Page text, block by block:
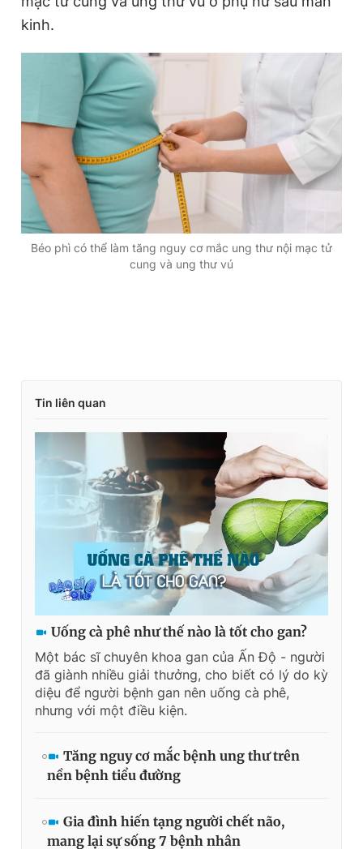
Đặt báo
Tổng biên tập: Nguyễn Ngọc Toàn
Phó tổng biên tập thường trực: Hải Thành
Phó tổng biên tập: Lâm Hiếu Dũng
Phó tổng biên tập: Trần Việt Hưng
Tổng thư ký tòa soạn: Đức Trung
Giấy phép xuất bản số 110/GP - BTTTT cấp ngày 24.3.2020
© 2003-2026 Bản quyền thuộc về Báo Thanh Niên. Cấm sao
chép dưới mọi hình thức nếu không có sự chấp thuận bằng văn
bản. Phát triển bởi ePi Technologies, JSC.
kinh.
Béo phì có thể làm tăng nguy cơ mắc ung thư nội mạc tử
cung và ung thư vú
Tin liên quan
Uống cà phê như thế nào là tốt cho gan?
Một bác sĩ chuyên khoa gan của Ấn Độ - người
đã giành nhiều giải thưởng, cho biết có lý do kỳ
diệu để người bệnh gan nên uống cà phê,
nhưng với một điều kiện.
Tăng nguy cơ mắc bệnh ung thư trên
nền bệnh tiểu đường
Gia đình hiến tạng người chết não,
mang lại sự sống 7 bệnh nhân